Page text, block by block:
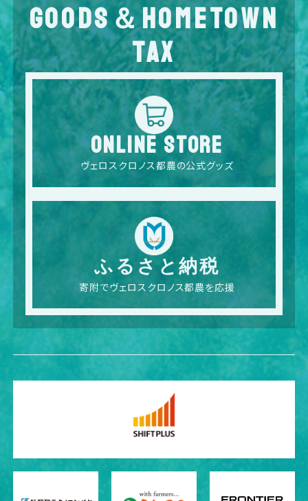
GOODS＆HOMETOWN
TAX
ONLINE STORE
ヴェロスクロノス都農の公式グッズ
ふるさと納税
寄附でヴェロスクロノス都農を応援